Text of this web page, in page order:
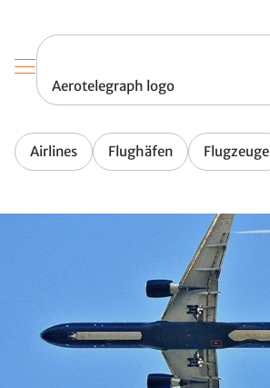
Aerotelegraph logo
Airlines Flughäfen Flugzeuge